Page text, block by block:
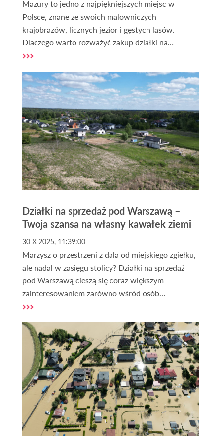
Mazury to jedno z najpiękniejszych miejsc w
Polsce, znane ze swoich malowniczych
krajobrazów, licznych jezior i gęstych lasów.
Dlaczego warto rozważyć zakup działki na
Mazurach? To pytanie zadaje sobie wielu
tylko bliskość natury, ale także unikalne możliwości
inwestycyjne. Kupno działki na Mazurach to
inwestycja w przyszłość, która może przynieść
wiele korzyści, zarówno pod kątem finansowym,
jak i rekreacyjnym.
Działki na sprzedaż pod Warszawą –
Twoja szansa na własny kawałek ziemi
30 X 2025, 11:39:00
Marzysz o przestrzeni z dala od miejskiego zgiełku,
ale nadal w zasięgu stolicy? Działki na sprzedaż
pod Warszawą cieszą się coraz większym
zainteresowaniem zarówno wśród osób
planujących budowę domu, jak i inwestorów
pomocy profesjonalnego biura nieruchomości
możesz znaleźć grunt dopasowany do swoich
potrzeb – bez ryzyka, stresu i żmudnych
formalności.